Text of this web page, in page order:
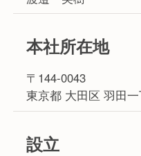
本社所在地
〒144-0043
東京都 大田区 羽田
設立